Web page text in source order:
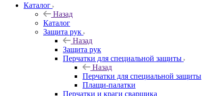
Каталог
Назад
Каталог
Защита рук
Назад
Защита рук
Перчатки для специальной защиты
Назад
Перчатки для специальной защиты
Плащи-палатки
Перчатки и краги сварщика